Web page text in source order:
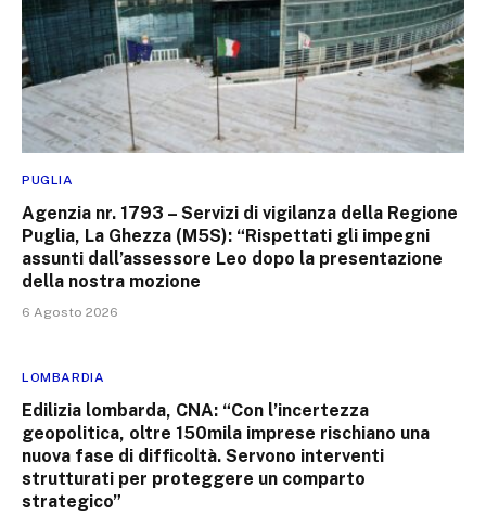
PUGLIA
Agenzia nr. 1793 – Servizi di vigilanza della Regione
Puglia, La Ghezza (M5S): “Rispettati gli impegni
assunti dall’assessore Leo dopo la presentazione
della nostra mozione
6 Agosto 2026
LOMBARDIA
Edilizia lombarda, CNA: “Con l’incertezza
geopolitica, oltre 150mila imprese rischiano una
nuova fase di difficoltà. Servono interventi
strutturati per proteggere un comparto
strategico”